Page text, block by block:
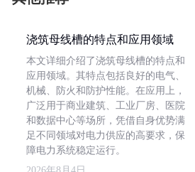
浇筑母线槽的特点和应用领域
本文详细介绍了浇筑母线槽的特点和
应用领域。其特点包括良好的电气、
机械、防火和防护性能。在应用上，
广泛用于商业建筑、工业厂房、医院
和数据中心等场所，凭借自身优势满
足不同领域对电力供应的高要求，保
障电力系统稳定运行。